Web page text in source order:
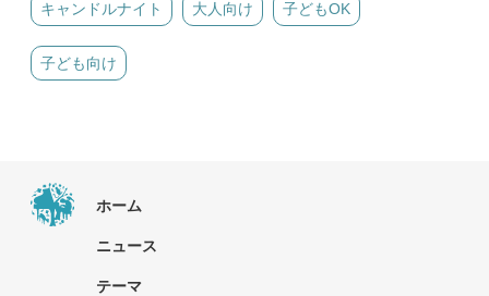
キャンドルナイト 大人向け 子どもOK
子ども向け
ホーム
ニュース
テーマ